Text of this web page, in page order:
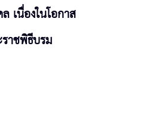
เนื่องในโอกาส
าชพิธีบรม